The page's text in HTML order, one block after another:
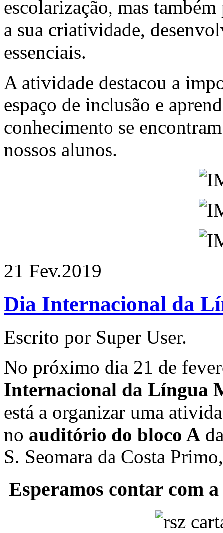
escolarização, mas
a sua criatividade,
essenciais.
A atividade destacou a
espaço de inclusão e
conhecimento se
nossos alunos.
21 Fev.2019
Dia Internacional da
Escrito por Super User.
No próximo dia 21 de
Internacional da Língua
está a organizar uma
no auditório do bloco A
S. Seomara da Costa
Esperamos contar com a